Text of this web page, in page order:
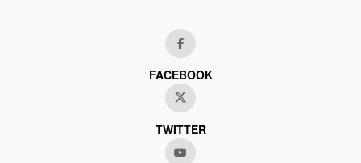
FACEBOOK
TWITTER